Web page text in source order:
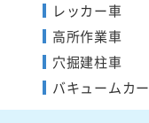
レッカー車
高所作業車
穴掘建柱車
バキュームカー